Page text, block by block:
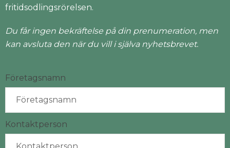
fritidsodlingsrörelsen.
Du får ingen bekräftelse på din prenumeration, men
kan avsluta den när du vill i själva nyhetsbrevet.
Företagsnamn
Kontaktperson